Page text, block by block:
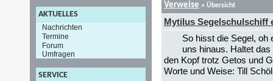
AKTUELLES
Nachrichten
Termine
Forum
Umfragen
SERVICE
Verweise » Übersicht
Mytilus Segelschulschiff
So hisst die Segel, oh
uns hinaus. Haltet
den Kopf trotz Getos und
Worte und Weise: Till